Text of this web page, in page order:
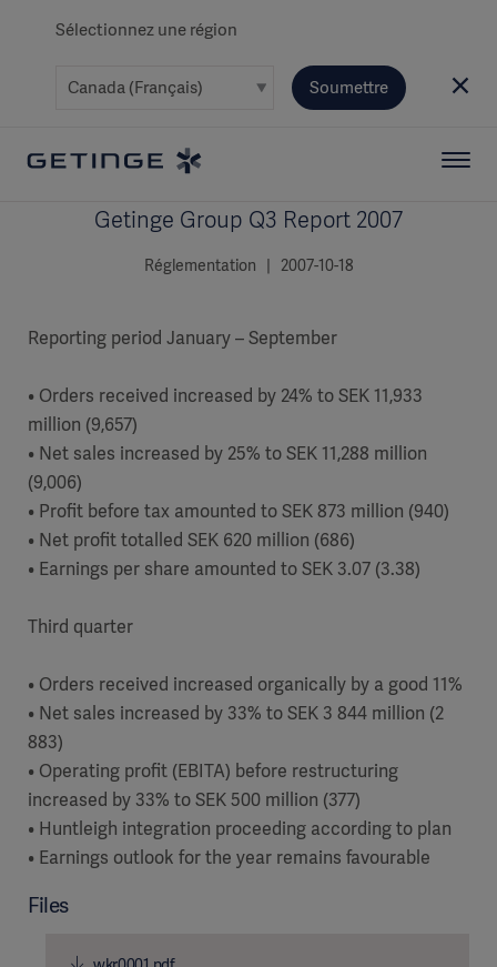
Sélectionnez une région
Soumettre
Getinge Group Q3 Report 2007
Réglementation | 2007-10-18
Reporting period January – September
• Orders received increased by 24% to SEK 11,933
million (9,657)
• Net sales increased by 25% to SEK 11,288 million
(9,006)
• Profit before tax amounted to SEK 873 million (940)
• Net profit totalled SEK 620 million (686)
• Earnings per share amounted to SEK 3.07 (3.38)
Third quarter
• Orders received increased organically by a good 11%
• Net sales increased by 33% to SEK 3 844 million (2
883)
• Operating profit (EBITA) before restructuring
increased by 33% to SEK 500 million (377)
• Huntleigh integration proceeding according to plan
• Earnings outlook for the year remains favourable
Files